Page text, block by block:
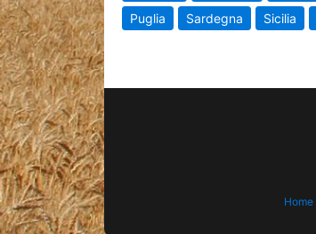
Puglia
Sardegna Sicilia
Home